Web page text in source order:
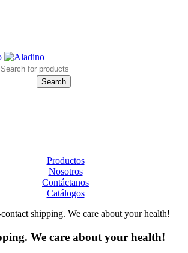
Productos
Nosotros
Contáctanos
Catálogos
shipping. We care about your health!
We care about your health!